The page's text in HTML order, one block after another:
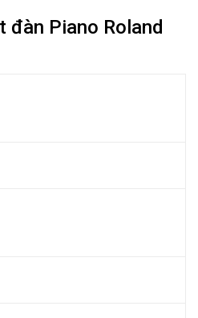
đàn Piano Roland